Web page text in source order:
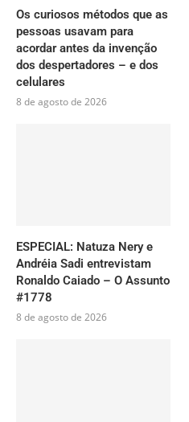
Os curiosos métodos que as
pessoas usavam para
acordar antes da invenção
dos despertadores – e dos
celulares
8 de agosto de 2026
ESPECIAL: Natuza Nery e
Andréia Sadi entrevistam
Ronaldo Caiado – O Assunto
#1778
8 de agosto de 2026